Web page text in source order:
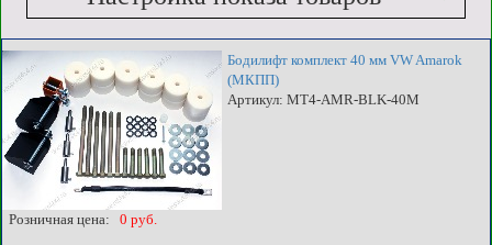
Бодилифт комплект 40 мм VW Amarok
(МКПП)
Артикул: MT4-AMR-BLK-40M
Розничная цена: 0 руб.